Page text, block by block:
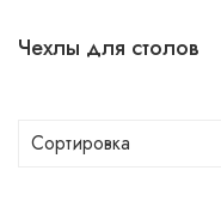
Чехлы для столов